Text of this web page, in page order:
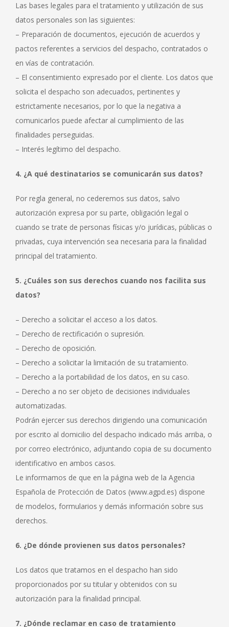
Las bases legales para el tratamiento y utilización de sus
datos personales son las siguientes:
– Preparación de documentos, ejecución de acuerdos y
pactos referentes a servicios del despacho, contratados o
en vías de contratación.
– El consentimiento expresado por el cliente. Los datos que
solicita el despacho son adecuados, pertinentes y
estrictamente necesarios, por lo que la negativa a
comunicarlos puede afectar al cumplimiento de las
finalidades perseguidas.
– Interés legítimo del despacho.
4. ¿A qué destinatarios se comunicarán sus datos?
Por regla general, no cederemos sus datos, salvo
autorización expresa por su parte, obligación legal o
cuando se trate de personas físicas y/o jurídicas, públicas o
privadas, cuya intervención sea necesaria para la finalidad
principal del tratamiento.
5. ¿Cuáles son sus derechos cuando nos facilita sus
datos?
– Derecho a solicitar el acceso a los datos.
– Derecho de rectificación o supresión.
– Derecho de oposición.
– Derecho a solicitar la limitación de su tratamiento.
– Derecho a la portabilidad de los datos, en su caso.
– Derecho a no ser objeto de decisiones individuales
automatizadas.
Podrán ejercer sus derechos dirigiendo una comunicación
por escrito al domicilio del despacho indicado más arriba, o
por correo electrónico, adjuntando copia de su documento
identificativo en ambos casos.
Le informamos de que en la página web de la Agencia
Española de Protección de Datos (www.agpd.es) dispone
de modelos, formularios y demás información sobre sus
derechos.
6. ¿De dónde provienen sus datos personales?
Los datos que tratamos en el despacho han sido
proporcionados por su titular y obtenidos con su
autorización para la finalidad principal.
7. ¿Dónde reclamar en caso de tratamiento
mejorar la
funcionalidad
y estructura
de la web, en
base a cómo
web.
Para que
nuestra web
mejor posible
durante tu
cookies,
funcionalidades
de la web.
Marketing
Al compartir tus
comportamiento
mientras visitas
nuestro sitio,
posibilidad de
ver contenido y
ofertas
personalizados.